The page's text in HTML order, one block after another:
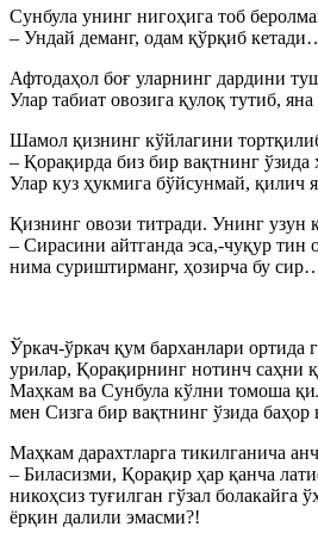
Cунбула унинг нигоҳига тоб
– Ундай деманг, одам қўрқиб
Афтодаҳол боғ уларнинг дардини
Улар табиат овозига қулоқ тутиб,
Шамол қизнинг кўйлагини
– Қорақирда биз бир вақтнинг
Улар куз ҳукмига бўйсунмай,
Қизнинг овози титради. Унинг узун
– Cирасини айтганда эса,-чуқур
нима суриштирманг, ҳозирча бу
Ўркач-ўркач қум барханлари ортида
урилар, Қорақирнинг нотинч саҳни
Маҳкам ва Cунбула кўлни томоша
мен Cизга бир вақтнинг ўзида
Маҳкам дарахтларга тикилганича
– Биласизми, Қорақир ҳар қанча
никоҳсиз туғилган гўзал
ёрқин далили эмасми?!